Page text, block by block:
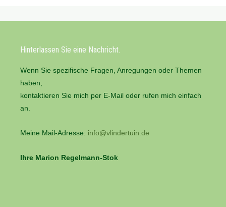
Hinterlassen Sie eine Nachricht.
Wenn Sie spezifische Fragen, Anregungen oder Themen
haben,
kontaktieren Sie mich per E-Mail oder rufen mich einfach
an.
Meine Mail-Adresse: info@vlindertuin.de
Ihre Marion Regelmann-Stok